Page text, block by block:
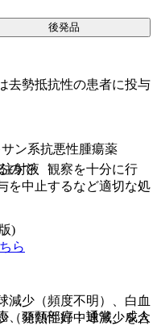
去勢抵抗性の患者に投与
ので、観察を十分に行
を中止するなど適切な処
少（頻度不明）、白血
（発熱性好中球減少を含
後発品
ン系抗悪性腫瘍薬
射液
)
ら
頭頸部癌：通常、成人